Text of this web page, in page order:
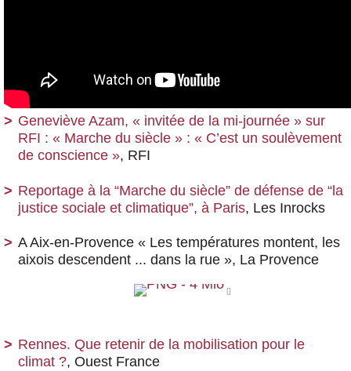
Geneviève Azam, « invitée de la mi-journée » sur
RFI : « Marche du siècle » : « C’est un soulèvement
de conscience », RFI
Reportage à la “Marche du siècle” de défense de “la
justice sociale et climatique”, à Paris, Les Inrocks
A Aix-en-Provence « Les températures montent, les
aixois descendent ... dans la rue », La Provence
Rennes. Que retenir de la mobilisation pour le
climat ?, Ouest France